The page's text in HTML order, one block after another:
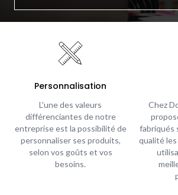
Personnalisation
L'une des valeurs
différenciantes de notre
entreprise est la possibilité de
personnaliser ses produits,
selon vos goûts et vos
besoins.
Chez
fabriqués
qualité